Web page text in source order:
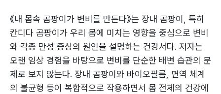
《내 몸속 곰팡이가 변비를 만든다》는 장내 곰팡이, 특히
칸디다 곰팡이가 우리 몸에 미치는 영향을 중심으로 변비
와 각종 만성 증상의 원인을 설명하는 건강서다. 저자는
오랜 임상 경험을 바탕으로 변비를 단순한 배변 습관의 문
제로 보지 않는다. 장내 곰팡이와 바이오필름, 면역 체계
의 불균형 등이 복합적으로 작용하면서 몸 전체의 건강에